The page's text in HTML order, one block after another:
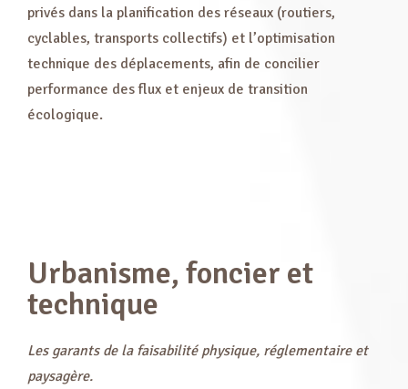
privés dans la planification des réseaux (routiers,
cyclables, transports collectifs) et l’optimisation
technique des déplacements, afin de concilier
performance des flux et enjeux de transition
écologique.
Urbanisme, foncier et
technique
Les garants de la faisabilité physique, réglementaire et
paysagère.